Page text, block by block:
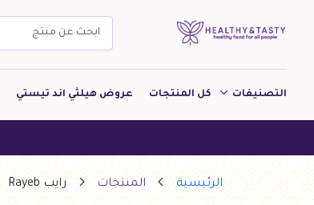
التصنيفات
مخبوزات
معجنات Pastry
كل المنتجات عروض هيلثي اند تيستي
الرئيسية المنتجات رايب Rayeb